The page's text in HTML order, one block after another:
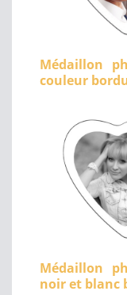
Médaillon
couleur
Médaillon
noir et blanc